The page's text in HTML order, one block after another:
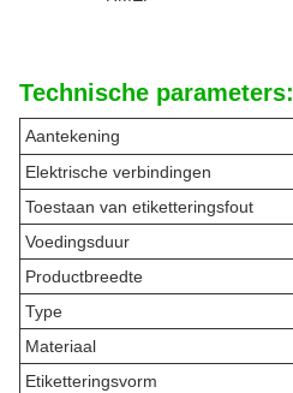
Technische parameters:
Aantekening
Elektrische verbindingen
Toestaan van etiketteringsfout
Voedingsduur
Productbreedte
Type
Materiaal
Etiketteringsvorm